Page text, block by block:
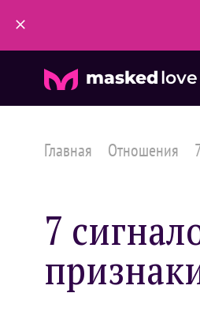
maskedlove
Главная Отношения
7